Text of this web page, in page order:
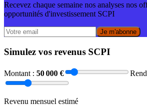
Recevez chaque semaine nos analyses nos
opportunités d'investissement SCPI
Je m'abonne
Simulez vos revenus SCPI
Montant : 50 000 €
Revenu mensuel estimé